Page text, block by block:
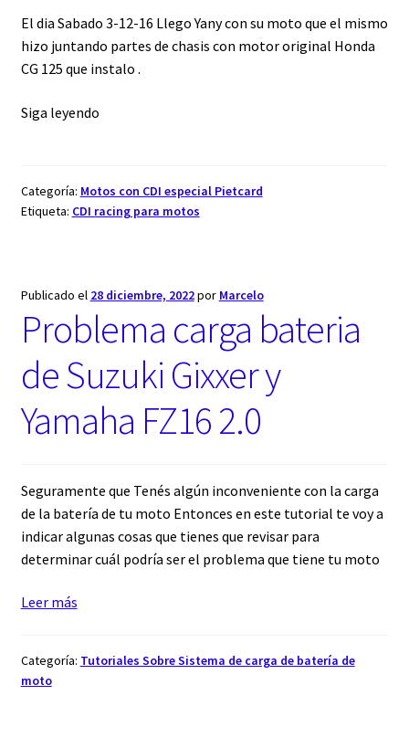
El dia Sabado 3-12-16 Llego Yany con su moto que el mismo
hizo juntando partes de chasis con motor original Honda
CG 125 que instalo .
Siga leyendo
Categoría: Motos con CDI especial Pietcard
Etiqueta: CDI racing para motos
Publicado el 28 diciembre, 2022por Marcelo
Problema carga bateria
de Suzuki Gixxer y
Yamaha FZ16 2.0
Seguramente que Tenés algún inconveniente con la carga
de la batería de tu moto Entonces en este tutorial te voy a
indicar algunas cosas que tienes que revisar para
determinar cuál podría ser el problema que tiene tu moto
Leer más:
bateria
Categoría: Tutoriales Sobre Sistema de carga de batería de
moto